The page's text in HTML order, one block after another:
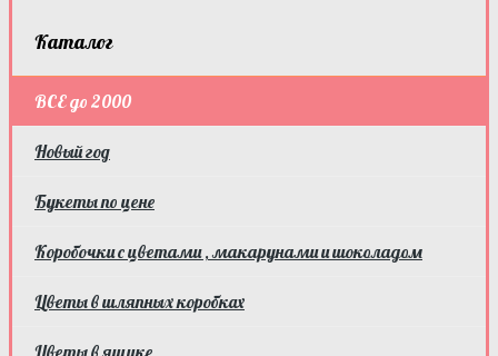
Каталог
ВСЕ до 2000
Новый год
Букеты по цене
Коробочки с цветами , макарунами и шоколадом
Цветы в шляпных коробках
Цветы в ящике